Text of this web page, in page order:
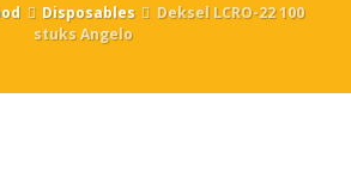
Disposables
Deksel LCRO-22 100
stuks Angelo